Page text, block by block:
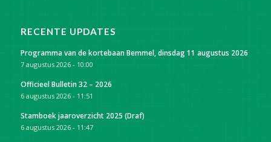
RECENTE UPDATES
Programma van de kortebaan Bemmel, dinsdag 11 augustus 2026
7 augustus 2026 - 10:00
Officieel Bulletin 32 – 2026
6 augustus 2026 - 11:51
Stamboek jaaroverzicht 2025 (Draf)
6 augustus 2026 - 11:47